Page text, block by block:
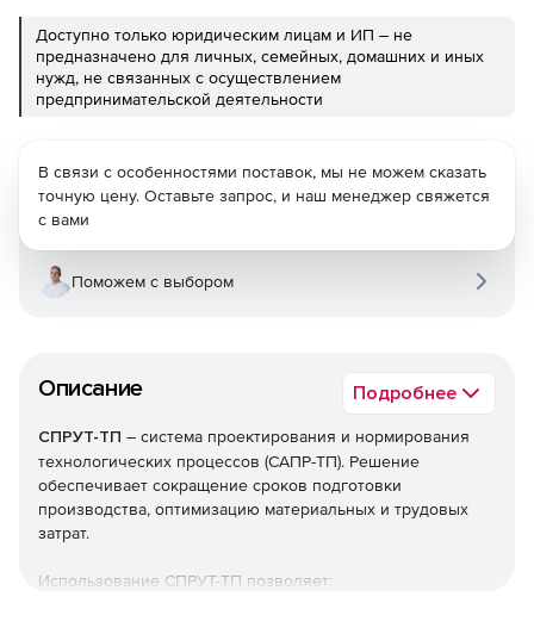
Доступно только юридическим лицам и ИП – не
предназначено для личных, семейных, домашних и иных
нужд, не связанных с осуществлением
предпринимательской деятельности
Описание Подробнее
СПРУТ-ТП – система проектирования и нормирования
технологических процессов (САПР-ТП). Решение
обеспечивает сокращение сроков подготовки
производства, оптимизацию материальных и трудовых
затрат.
Использование СПРУТ-ТП позволяет:
В связи с особенностями поставок, мы не можем сказать
точную цену. Оставьте запрос, и наш менеджер свяжется
с вами
Поможем с выбором